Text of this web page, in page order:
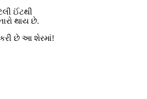
ઈંટથી
થાય છે.
છે આ શેરમાં!